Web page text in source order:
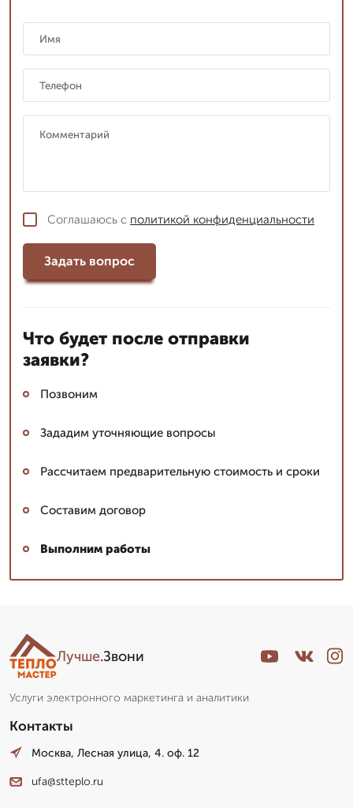
Соглашаюсь с политикой конфиденциальности
Задать вопрос
Что будет после отправки
заявки?
Позвоним
Зададим уточняющие вопросы
Рассчитаем предварительную стоимость и сроки
Составим договор
Выполним работы
Лучше.Звони
Услуги электронного маркетинга и аналитики
Контакты
Москва, Лесная улица, 4. оф. 12
ufa@stteplo.ru